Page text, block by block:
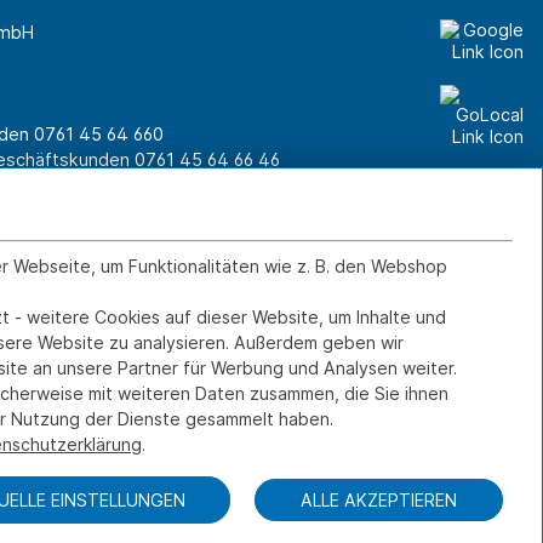
0761 45 64 660
0761 45 64 66 46
Kontakt
IMPRESSUM
FERNWARTUNG
um Funktionalitäten wie z. B. den Webshop
- weitere Cookies auf dieser Website, um Inhalte und
Website zu analysieren. Außerdem geben wir
an unsere Partner für Werbung und Analysen weiter.
mit weiteren Daten zusammen, die Sie ihnen
der Dienste gesammelt haben.
.
EINSTELLUNGEN ALLE AKZEPTIEREN